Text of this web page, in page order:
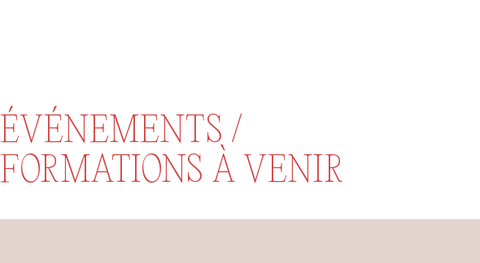
ÉVÉNEMENTS /
FORMATIONS À VENIR